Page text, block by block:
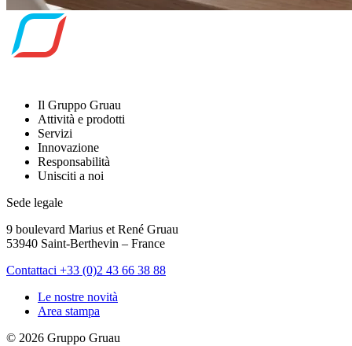
Il Gruppo Gruau
Attività e prodotti
Servizi
Innovazione
Responsabilità
Unisciti a noi
Sede legale
9 boulevard Marius et René Gruau
53940 Saint-Berthevin – France
Contattaci +33 (0)2 43 66 38 88
Le nostre novità
Area stampa
© 2026 Gruppo Gruau